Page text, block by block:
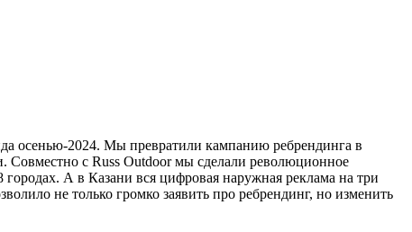
осенью-2024. Мы превратили кампанию ребрендинга в
Совместно с Russ Outdoor мы сделали революционное
А в Казани вся цифровая наружная реклама на три
не только громко заявить про ребрендинг, но изменить